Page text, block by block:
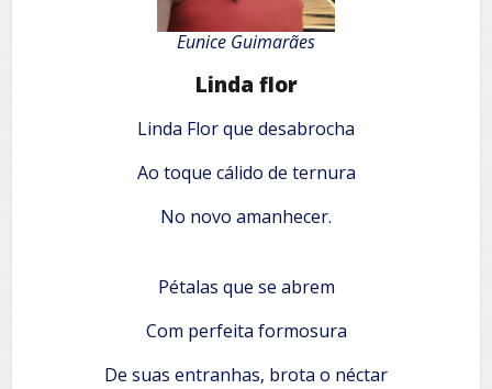
Eunice Guimarães
Linda flor
Linda Flor que desabrocha
Ao toque cálido de ternura
No novo amanhecer.
Pétalas que se abrem
Com perfeita formosura
De suas entranhas, brota o néctar